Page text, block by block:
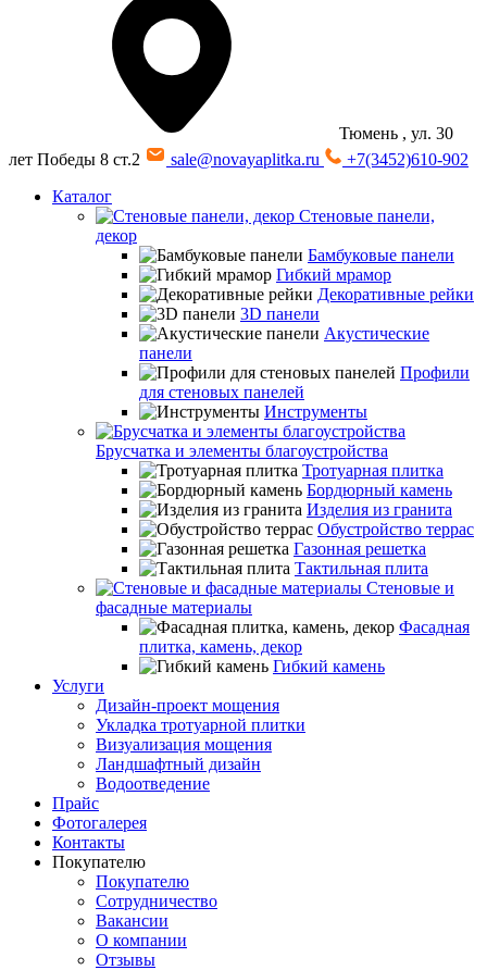
Тюмень , ул. 30
лет Победы 8 ст.2
sale@novayaplitka.ru
+7(3452)610-902
Каталог
Стеновые панели,
декор
Бамбуковые панели
Гибкий мрамор
Декоративные рейки
3D панели
Акустические
панели
Профили
для стеновых панелей
Инструменты
Брусчатка и элементы благоустройства
Тротуарная плитка
Бордюрный камень
Изделия из гранита
Обустройство террас
Газонная решетка
Тактильная плита
Стеновые и
фасадные материалы
Фасадная
плитка, камень, декор
Гибкий камень
Услуги
Дизайн-проект мощения
Укладка тротуарной плитки
Визуализация мощения
Ландшафтный дизайн
Водоотведение
Прайс
Фотогалерея
Контакты
Покупателю
Покупателю
Сотрудничество
Вакансии
О компании
Отзывы